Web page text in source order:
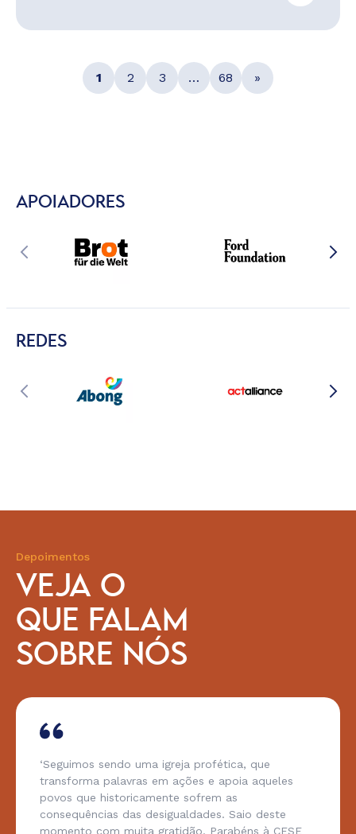
1 2 3 … 68 »
APOIADORES
REDES
Depoimentos
VEJA O
QUE FALAM
SOBRE NÓS
‘Seguimos sendo uma igreja profética, que
transforma palavras em ações e apoia aqueles
povos que historicamente sofrem as
consequências das desigualdades. Saio deste
momento com muita gratidão. Parabéns à CESE